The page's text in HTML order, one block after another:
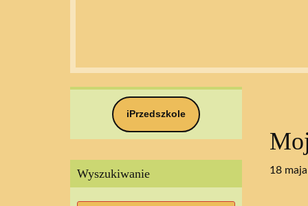
iPrzedszkole
Wyszukiwanie 18